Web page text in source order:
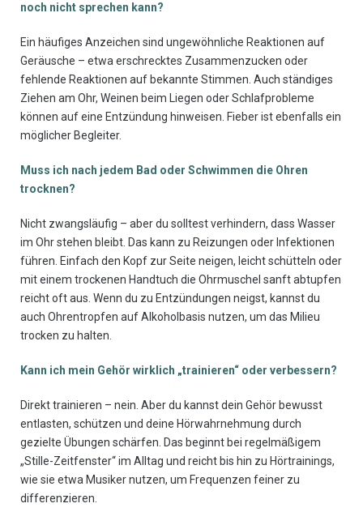
noch nicht sprechen kann?
Ein häufiges Anzeichen sind ungewöhnliche Reaktionen auf
Geräusche – etwa erschrecktes Zusammenzucken oder
fehlende Reaktionen auf bekannte Stimmen. Auch ständiges
Ziehen am Ohr, Weinen beim Liegen oder Schlafprobleme
können auf eine Entzündung hinweisen. Fieber ist ebenfalls ein
möglicher Begleiter.
Muss ich nach jedem Bad oder Schwimmen die Ohren
trocknen?
Nicht zwangsläufig – aber du solltest verhindern, dass Wasser
im Ohr stehen bleibt. Das kann zu Reizungen oder Infektionen
führen. Einfach den Kopf zur Seite neigen, leicht schütteln oder
mit einem trockenen Handtuch die Ohrmuschel sanft abtupfen
reicht oft aus. Wenn du zu Entzündungen neigst, kannst du
auch Ohrentropfen auf Alkoholbasis nutzen, um das Milieu
trocken zu halten.
Kann ich mein Gehör wirklich „trainieren“ oder verbessern?
Direkt trainieren – nein. Aber du kannst dein Gehör bewusst
entlasten, schützen und deine Hörwahrnehmung durch
gezielte Übungen schärfen. Das beginnt bei regelmäßigem
„Stille-Zeitfenster“ im Alltag und reicht bis hin zu Hörtrainings,
wie sie etwa Musiker nutzen, um Frequenzen feiner zu
differenzieren.